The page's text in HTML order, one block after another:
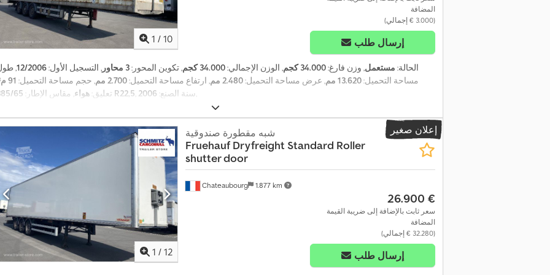
1 / 10
المضافة
(‏3.000 € إجمالي)
إرسال طلب
الحالة: مستعمل, وزن فارغ:34.000 كجم , الوزن الإجمالي:34.000 كجم , تكوين المحور:3 محاور , التسجيل الأول:12/2006
,
مساحة التحميل:13.620 مم , عرض مساحة التحميل:2.480 مم , ارتفاع مساحة التحميل:2.700 مم , حجم مساحة التحميل: 91 م³
تعليق: هواء, مقاس الإطار: 385/65 R22,5 , سنة الصنع: 2006 ,
إعلان صغير
1 / 12
Chateaubourg 1.877 km
شبه مقطورة صندوقية
Fruehauf Dryfreight Standard Roller
shutter door
‏26.900 €
سعر ثابت بالإضافة إلى ضريبة القيمة
المضافة
(‏32.280 € إجمالي)
إرسال طلب